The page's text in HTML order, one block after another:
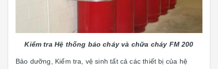
Kiểm tra Hệ thống báo cháy và chữa cháy FM 200
Bảo dưỡng, Kiểm tra, vệ sinh tất cả các thiết bị của hệ